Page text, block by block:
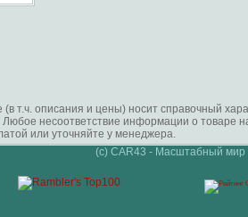
т.ч. описания и цены) носит справочный
Любое несоответствие информации о
или уточняйте у менеджера.
(c) CAR43 - Масштабный мир